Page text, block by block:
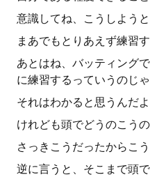
意識してね、こうしよう
まあでもとりあえず練習
あとはね、バッティング
に練習するっていうのじ
それはわかると思うんだよ
けれども頭でどうのこう
さっきこうだったからこ
逆に言うと、そこまで頭